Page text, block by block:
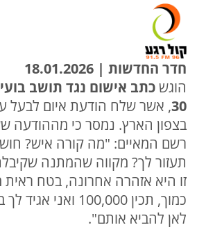
חדר החדשות | 18.01.2026
הוגשכתב אישום נגד תושב
30, אשר שלח הודעת איום לבעל
בצפון הארץ. נמסר כי מההודעה
רשם המאיים: "מה קורה איש?
תעזור לך? מקווה שהמתנה
זו היא אזהרה אחרונה, בטח
כמוך, תכין 100,000
לאן להביא אותם".